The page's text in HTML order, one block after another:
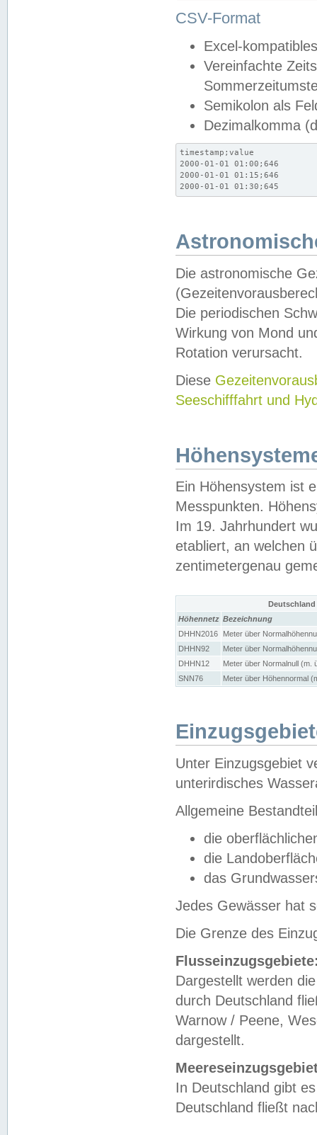
CSV-Format
Excel-
Vereinfachte
Semikolon als
Dezimalkomma
timestamp;value
2000-01-01 01:00;646
2000-01-01 01:15;646
2000-01-01 01:30;645
Die astronomische
Die periodischen
Wirkung von Mond
Rotation verursacht.
Diese
Seeschifffahrt und
Ein Höhensystem ist
Messpunkten.
Im 19. Jahrhundert
etabliert, an welchen
zentimetergenau
Höhennetz Bezeichnung
DHHN2016
Meter über
DHHN92
Meter über
DHHN12
Meter über Normalnull (m.
SNN76
Meter über Höhennormal
Unter Einzugsgebiet
unterirdisches
Allgemeine
die
die
das
Jedes Gewässer hat
Die Grenze des
Dargestellt werden
durch Deutschland
Warnow / Peene,
dargestellt.
In Deutschland gibt
Deutschland fließt